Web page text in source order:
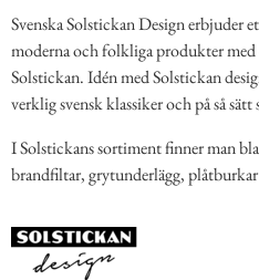
Svenska Solstickan Design erbjuder
moderna och folkliga produkter med
Solstickan. Idén med Solstickan
verklig svensk klassiker och på så
I Solstickans sortiment finner man
brandfiltar, grytunderlägg,